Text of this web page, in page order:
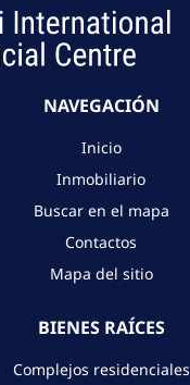
NAVEGACIÓN
Inicio
Inmobiliario
Buscar en el mapa
Contactos
Mapa del sitio
BIENES RAÍCES
Complejos residenciales